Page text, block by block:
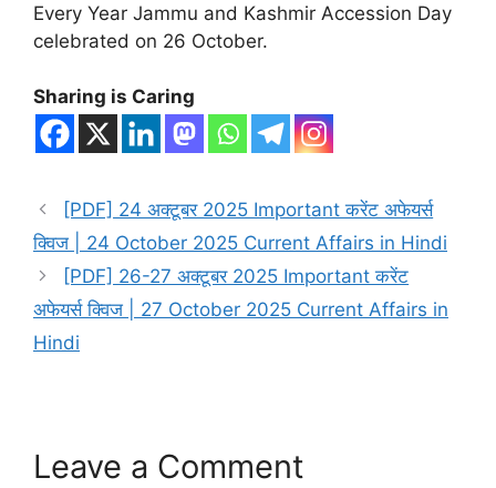
Every Year Jammu and Kashmir Accession Day
celebrated on 26 October.
Sharing is Caring
[PDF] 24 अक्टूबर 2025 Important करेंट अफेयर्स
क्विज | 24 October 2025 Current Affairs in Hindi
[PDF] 26-27 अक्टूबर 2025 Important करेंट
अफेयर्स क्विज | 27 October 2025 Current Affairs in
Hindi
Leave a Comment